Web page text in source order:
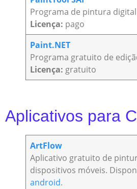
Programa de pintura
Licença: pago
Paint.NET
Programa gratuito de
Licença: gratuito
Aplicativos para
ArtFlow
Aplicativo gratuito de
dispositivos móveis.
android.